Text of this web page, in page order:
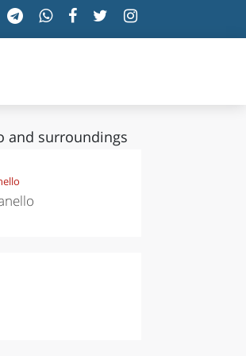
ADIGE
and surroundings